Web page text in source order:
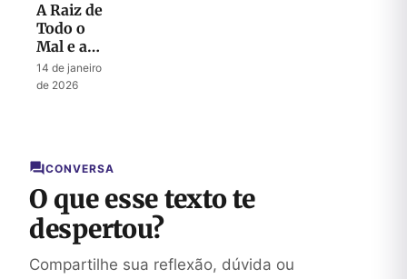
A Raiz de
Todo o
Mal e a
Chave
para Todo
14 de janeiro
de 2026
CONVERSA
O que esse texto te
despertou?
Compartilhe sua reflexão, dúvida ou